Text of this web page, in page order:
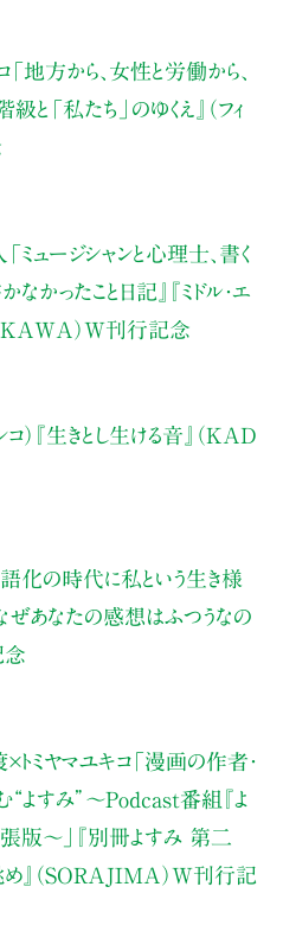
「地方から、女性と労働から、
級と「私たち」のゆくえ』（フィ
「ミュージシャンと心理士、書く
かったこと日記』『ミドル・エ
）W刊行記念
） 『生きとし生ける音』（KAD
語化の時代に私という生き様
ぜあなたの感想はふつうなの
念
ミヤマユキコ「漫画の作者・
“よすみ” 〜Podcast番組『よ
版〜」
『別冊よすみ 第二
め』（SORAJIMA）W刊行記